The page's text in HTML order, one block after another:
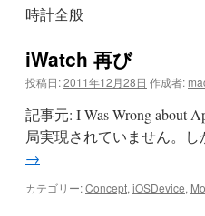
時計全般
iWatch 再び
投稿日:2011年12月28日 作成者:
記事元: I Was Wrong about
局実現されていません。
→
カテゴリー:Concept, iOSDevice,